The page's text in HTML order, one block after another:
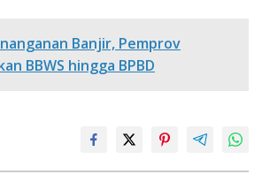
Banjir, Pemprov
BBWS hingga BPBD